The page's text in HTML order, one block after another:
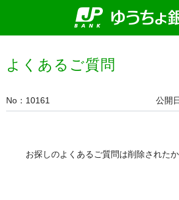
よくあるご質問
No 10161 公開
お探しのよくあるご質問は削除されたか